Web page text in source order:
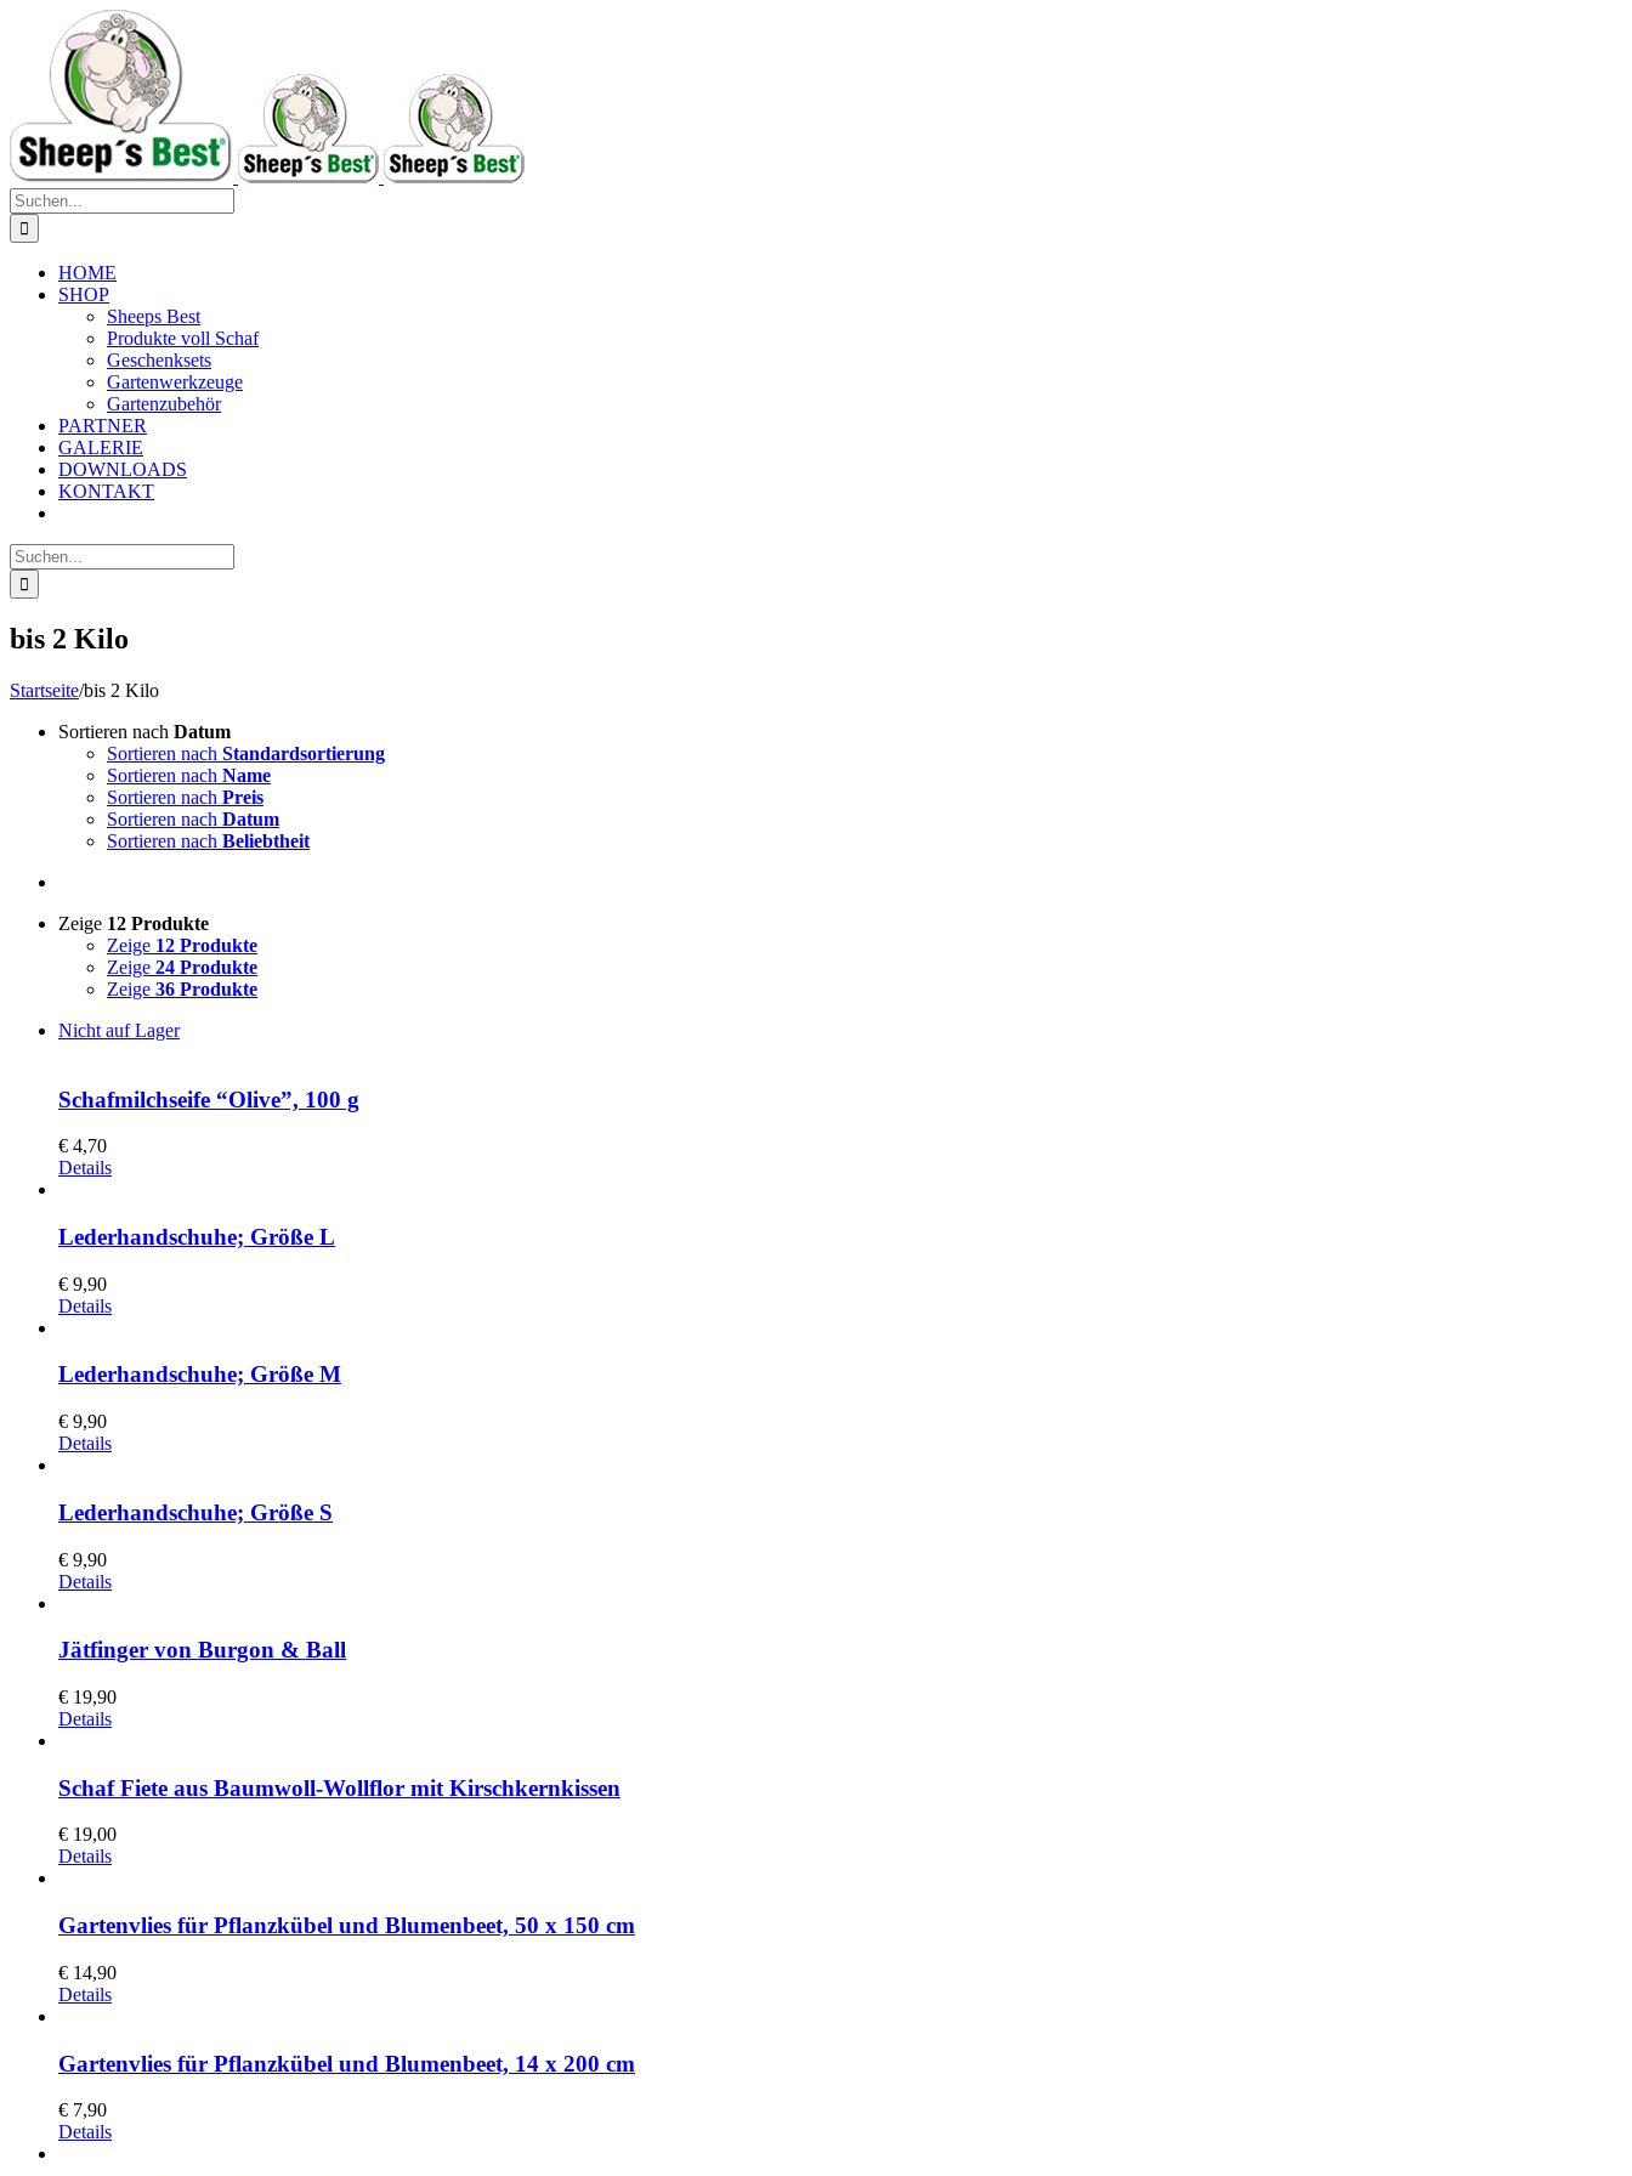
springen
Suche
nach:
HOME
SHOP
Sheeps Best
Produkte voll Schaf
Geschenksets
Gartenwerkzeuge
Gartenzubehör
PARTNER
GALERIE
DOWNLOADS
KONTAKT
Suche
nach:
bis 2 Kilo
Startseite/bis 2 Kilo
Sortieren nach Datum
Sortieren nach Standardsortierung
Sortieren nach Name
Sortieren nach Preis
Sortieren nach Datum
Sortieren nach Beliebtheit
Zeige 12 Produkte
Zeige 12 Produkte
Zeige 24 Produkte
Zeige 36 Produkte
Nicht auf Lager
Schafmilchseife “Olive”, 100 g
€ 4,70
Details
Lederhandschuhe; Größe L
€ 9,90
Details
Lederhandschuhe; Größe M
€ 9,90
Details
Lederhandschuhe; Größe S
€ 9,90
Details
Jätfinger von Burgon & Ball
€ 19,90
Details
Schaf Fiete aus Baumwoll-Wollflor mit Kirschkernkissen
€ 19,00
Details
Gartenvlies für Pflanzkübel und Blumenbeet, 50 x 150 cm
€ 14,90
Details
Gartenvlies für Pflanzkübel und Blumenbeet, 14 x 200 cm
€ 7,90
Details